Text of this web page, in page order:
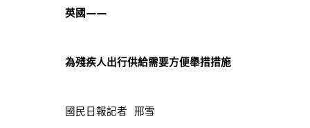
英國——
為殘疾人出行供給需要方便舉措措施
國民日報記者 邢雪